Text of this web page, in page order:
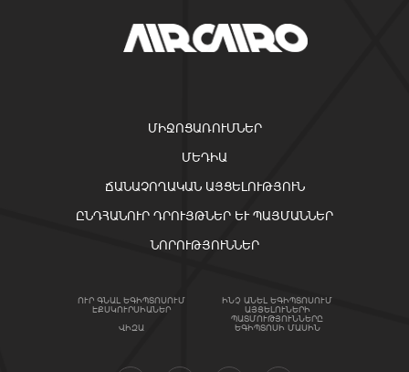
ՄԻՋՈՑԱՌՈՒՄՆԵՐ
ՄԵԴԻԱ
ՃԱՆԱՉՈՂԱԿԱՆ ԱՅՑԵԼՈՒԹՅՈՒՆ
ԸՆԴՀԱՆՈՒՐ ԴՐՈՒՅԹՆԵՐ ԵՒ ՊԱՅՄԱՆՆԵՐ
ՆՈՐՈՒԹՅՈՒՆՆԵՐ
ՈՒՐ ԳՆԱԼ ԵԳԻՊՏՈՍՈՒՄ ԻՆՉ ԱՆԵԼ ԵԳԻՊՏՈՍՈՒՄ
ԷՔՍԿՈՒՐՍԻԱՆԵՐ ԱՅՑԵԼՈՒՆԵՐԻ
ՊԱՏՄՈՒԹՅՈՒՆՆԵՐԸ
ՎԻԶԱ ԵԳԻՊՏՈՍԻ ՄԱՍԻՆ